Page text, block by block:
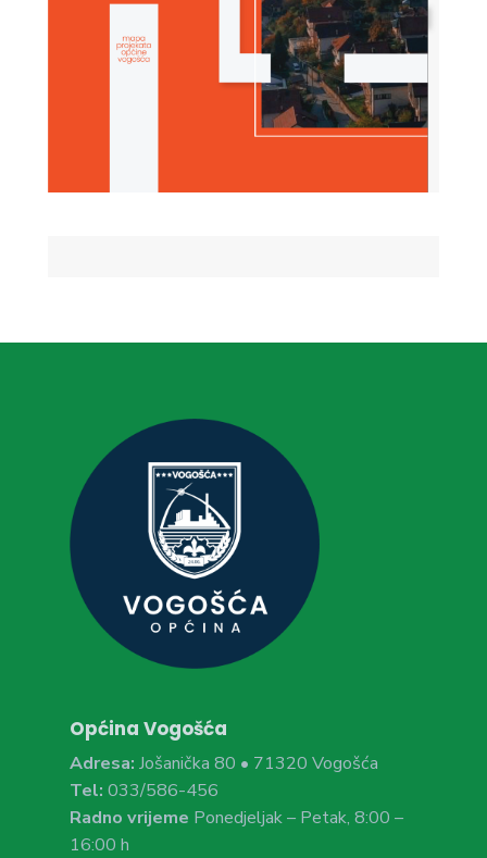
Općina Vogošća
Adresa: Jošanička 80 • 71320 Vogošća
Tel: 033/586-456
Radno vrijeme Ponedjeljak – Petak, 8:00 –
16:00 h